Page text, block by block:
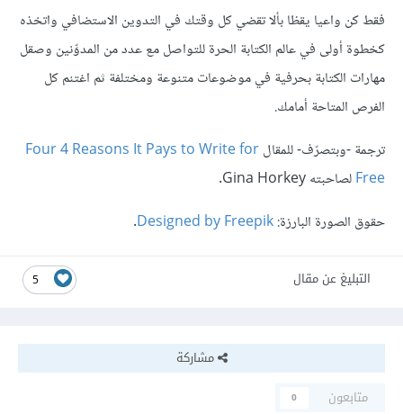
فقط كن واعيا يقظا بألا تقضي كل وقتك في التدوين الاستضافي واتخذه
كخطوة أولى في عالم الكتابة الحرة للتواصل مع عدد من المدوِّنين وصقل
مهارات الكتابة بحرفية في موضوعات متنوعة ومختلفة ثم اغتنم كل
الفرص المتاحة أمامك.
ترجمة -وبتصرّف- للمقالFour 4 Reasons It Pays to Write for
Freeلصاحبته Gina Horkey.
حقوق الصورة البارزة:Designed by Freepik
.
5 التبليغ عن مقال
مشاركة
متابعون
0